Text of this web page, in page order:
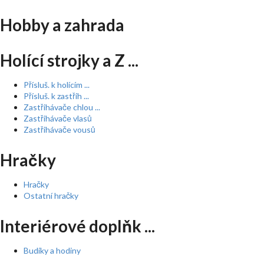
Hobby a zahrada
Holící strojky a Z ...
Přísluš. k holícím ...
Přísluš. k zastřih ...
Zastřihávače chlou ...
Zastřihávače vlasů
Zastřihávače vousů
Hračky
Hračky
Ostatní hračky
Interiérové doplňk ...
Budíky a hodiny